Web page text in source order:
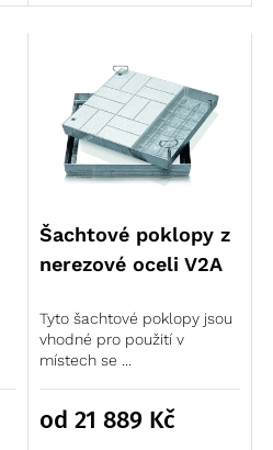
Šachtové poklopy z
nerezové oceli V2A
Tyto šachtové poklopy jsou
vhodné pro použití v
místech se ...
od 21 889 Kč